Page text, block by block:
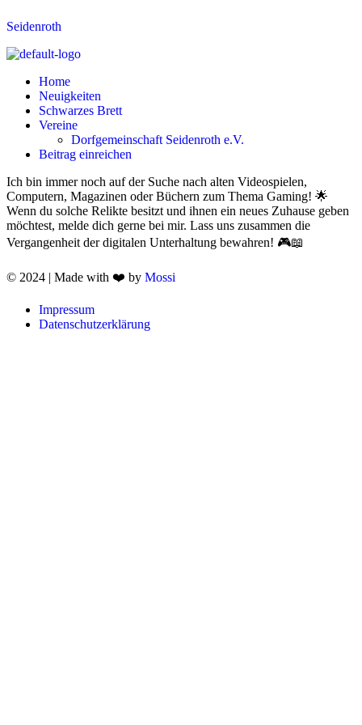
Seidenroth
Menü
Home
Neuigkeiten
Schwarzes Brett
Vereine
Dorfgemeinschaft Seidenroth e.V.
Beitrag einreichen
Ich bin immer noch auf der Suche nach alten Videospielen,
Computern, Magazinen oder Büchern zum Thema Gaming! 🌟
Wenn du solche Relikte besitzt und ihnen ein neues Zuhause geben
möchtest, melde dich gerne bei mir. Lass uns zusammen die
Vergangenheit der digitalen Unterhaltung bewahren! 🎮📖
© 2024 | Made with ❤️ by Mossi
Menü
Impressum
Datenschutzerklärung